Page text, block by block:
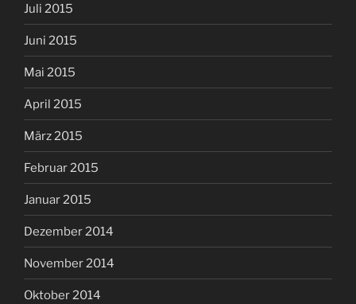
Juli 2015
Juni 2015
Mai 2015
April 2015
März 2015
Februar 2015
Januar 2015
Dezember 2014
November 2014
Oktober 2014